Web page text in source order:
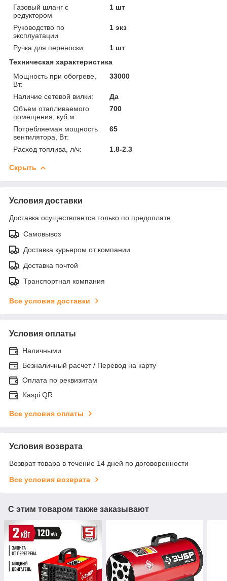
Газовый шланг с
редуктором
1 шт
Руководство по
эксплуатации
1 экз
Ручка для переноски
1 шт
Техническая характеристика
Мощность при обогреве,
Вт:
33000
Наличие сетевой вилки:
Да
Объем отапливаемого
помещения, куб.м:
700
Потребляемая мощность
вентилятора, Вт:
65
Расход топлива, л/ч: 1.8-2.3
Скрыть
Условия доставки
Доставка осуществляется только по предоплате.
Самовывоз
Доставка курьером от компании
Доставка почтой
Транспортная компания
Все условия доставки
Условия оплаты
Наличными
Безналичный расчет / Перевод на карту
Оплата по реквизитам
Kaspi QR
Все условия оплаты
Условия возврата
Возврат товара в течение 14 дней по договоренности
Все условия возврата
С этим товаром также заказывают